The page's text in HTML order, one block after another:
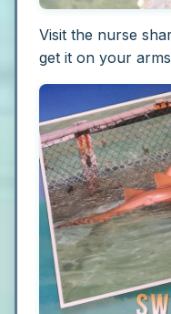
Visit the nurse
get it on your